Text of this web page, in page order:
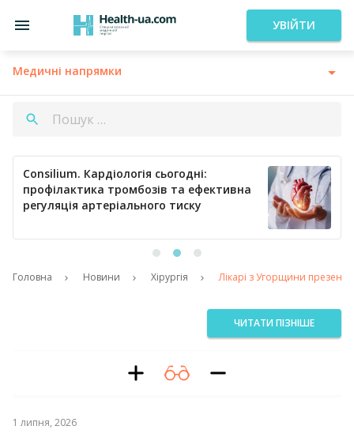
УВІЙТИ
Медичні напрямки
Consilium. Кардіологія сьогодні:
профілактика тромбозів та ефективна
регуляція артеріального тиску
Головна Новини Хірургія Лікарі з Угорщини
ЧИТАТИ ПІЗНІШЕ
1 липня, 2026